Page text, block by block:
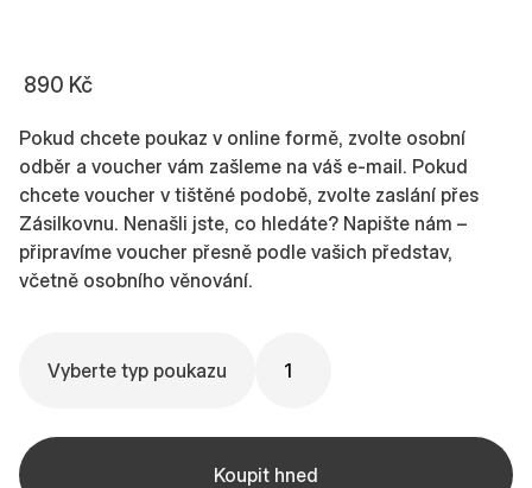
890 Kč
Pokud chcete poukaz v online formě, zvolte osobní
odběr a voucher vám zašleme na váš e-mail. Pokud
chcete voucher v tištěné podobě, zvolte zaslání přes
Zásilkovnu. Nenašli jste, co hledáte? Napište nám –
připravíme voucher přesně podle vašich představ,
včetně osobního věnování.
Koupit hned